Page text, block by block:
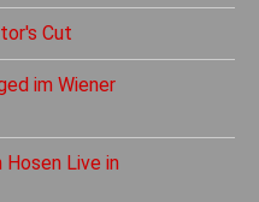
Cut
im Wiener
Live in